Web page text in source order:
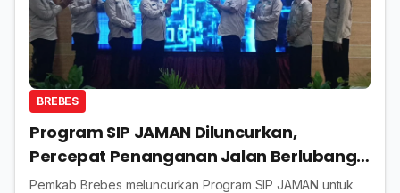
BREBES
Program SIP JAMAN Diluncurkan,
Percepat Penanganan Jalan Berlubang
di Brebes
Pemkab Brebes meluncurkan Program SIP JAMAN untuk